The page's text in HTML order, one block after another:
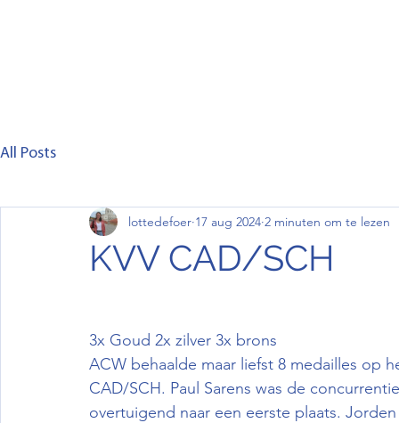
All Posts
KVV CAD/SCH
lottedefoer 17 aug 2024 2 minuten om te lezen
3x Goud 2x zilver 3x brons
ACW behaalde maar liefst 8 medailles op
CAD/SCH. Paul Sarens was de
overtuigend naar een eerste plaats.